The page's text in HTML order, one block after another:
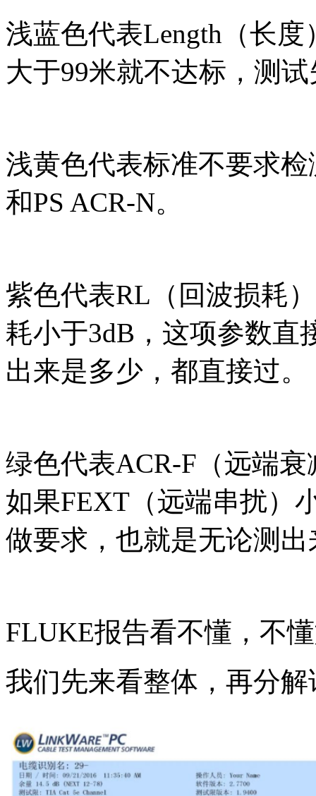
浅蓝色代表Length（长
大于99米就不达标，测
浅黄色代表标准不要求
和PS ACR-N。
紫色代表RL（回波损耗
耗小于3dB，这项参数直
出来是多少，都直接过。
绿色代表ACR-F（远端
如果FEXT（远端串扰）
做要求，也就是无论测
FLUKE报告看不懂，不
我们先来看整体，再分解